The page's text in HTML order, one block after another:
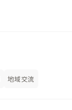
地域交流